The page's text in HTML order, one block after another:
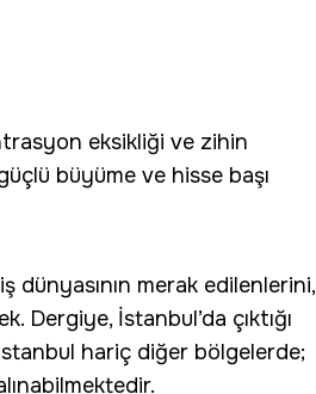
eksikliği ve zihin
büyüme ve hisse başı
dünyasının merak edilenlerini,
Dergiye, İstanbul’da çıktığı
hariç diğer bölgelerde;